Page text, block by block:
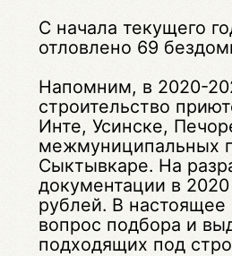
С начала текущего
отловлено 69
Напомним, в 2020-
строительство
Инте, Усинске,
межмуниципальных
Сыктывкаре. На
документации в
рублей. В
вопрос подбора и
подходящих под